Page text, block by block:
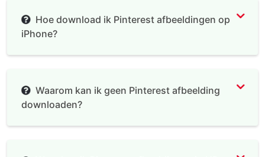
Hoe download ik Pinterest afbeeldingen op
iPhone?
Waarom kan ik geen Pinterest afbeelding
downloaden?